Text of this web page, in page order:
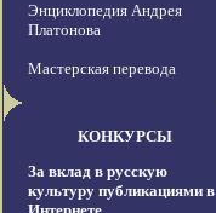
Энциклопедия Андрея
Платонова
Мастерская перевода
КОНКУРСЫ
За вклад в русскую
культуру публикациями в